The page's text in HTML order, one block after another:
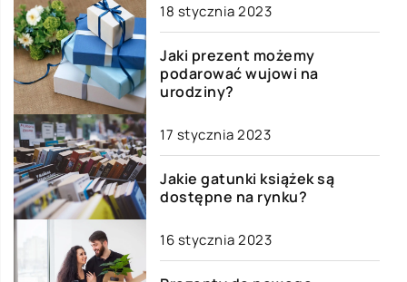
18 stycznia 2023
Jaki prezent możemy
podarować wujowi na
urodziny?
17 stycznia 2023
Jakie gatunki książek są
dostępne na rynku?
16 stycznia 2023